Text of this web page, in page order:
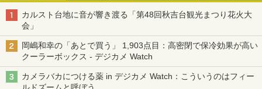
カルスト台地に音が響き渡る「第48回秋吉台観光まつり花火大
会」
岡嶋和幸の「あとで買う」 1,903点目：高密閉で保冷効果が高い
クーラーボックス - デジカメ Watch
カメラバカにつける薬 in デジカメ Watch：こういうのはフィー